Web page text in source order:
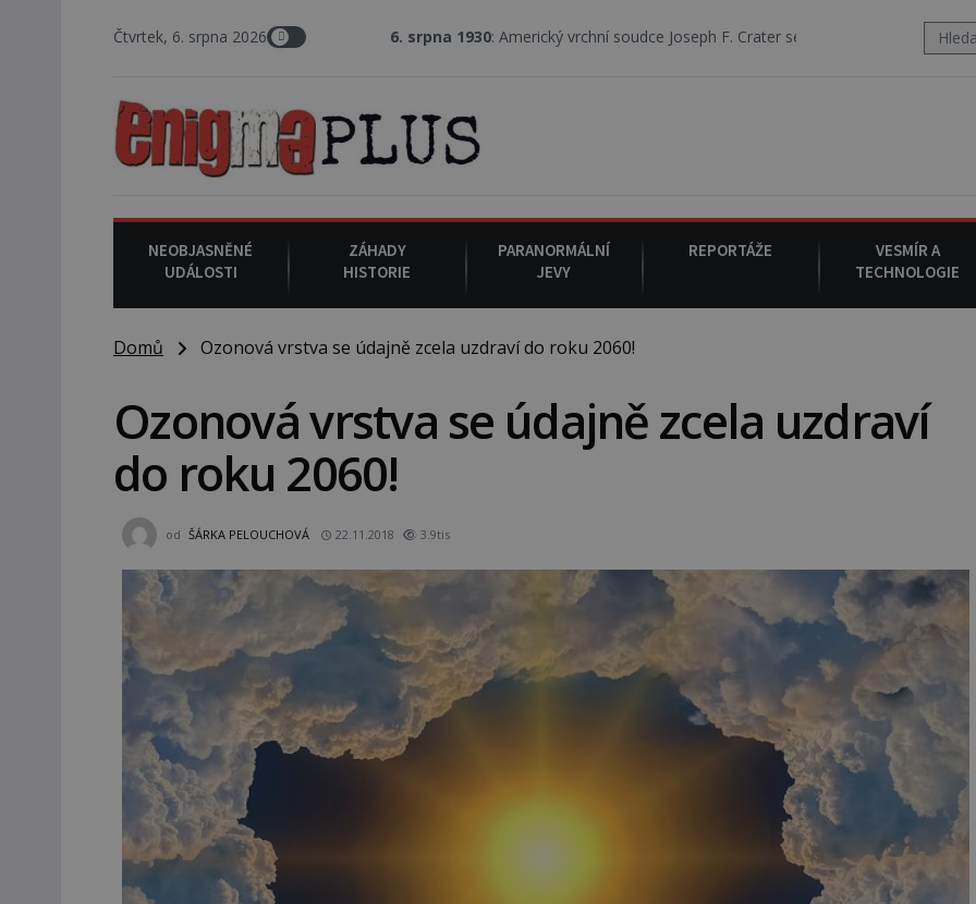
Čtvrtek, 6. srpna 2026 6. srpna 1930 : Americký vrchní soudce Joseph F. Crater se 6. srpna 1930 navečeří ve své
NEOBJASNĚNÉ
UDÁLOSTI
ZÁHADY
HISTORIE
PARANORMÁLNÍ
JEVY
REPORTÁŽE
VESMÍR A
TECHNOLOGIE
Domů Ozonová vrstva se údajně zcela uzdraví do roku 2060!
Ozonová vrstva se údajně zcela uzdraví
do roku 2060!
od ŠÁRKA PELOUCHOVÁ 22.11.2018 3.9tis